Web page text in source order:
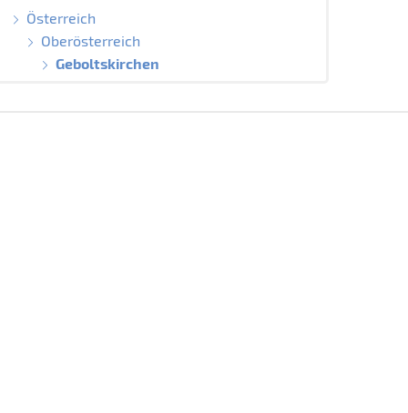
Österreich
Oberösterreich
Geboltskirchen